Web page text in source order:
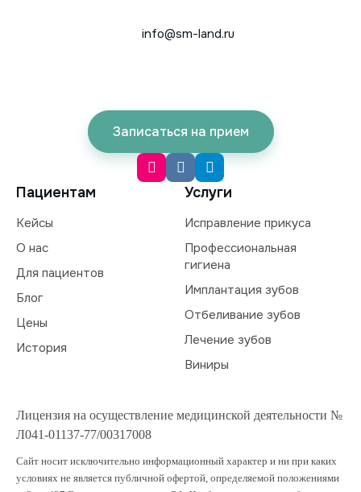
info@sm-land.ru
Записаться на прием
Пациентам
Кейсы
О нас
Для пациентов
Блог
Цены
История
Услуги
Исправление прикуса
Профессиональная
гигиена
Имплантация зубов
Отбеливание зубов
Лечение зубов
Виниры
Лицензия на осуществление медицинской деятельности №
Л041-01137-77/00317008
Сайт носит исключительно информационный характер и ни при каких
условиях не является публичной офертой, определяемой положениями